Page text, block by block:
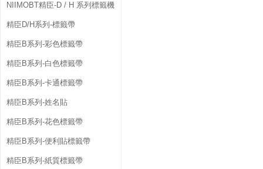
NIIMOBT精臣-D / H 系列標籤機
精臣D/H系列-標籤帶
精臣B系列-彩色標籤帶
精臣B系列-白色標籤帶
精臣B系列-卡通標籤帶
精臣B系列-姓名貼
精臣B系列-花色標籤帶
精臣B系列-便利貼標籤帶
精臣B系列-紙質標籤帶